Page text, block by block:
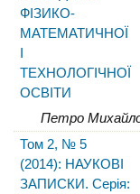
ФІЗИКО-
МАТЕМАТИЧНОЇ
І
ТЕХНОЛОГІЧНОЇ
ОСВІТИ
Петро
Том 2, № 5
(2014): НАУКОВІ
ЗАПИСКИ. Серія: